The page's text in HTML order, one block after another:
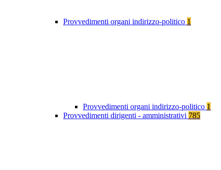
Provvedimenti organi indirizzo-politico 1
Provvedimenti organi indirizzo-politico 1
Provvedimenti dirigenti - amministrativi 785